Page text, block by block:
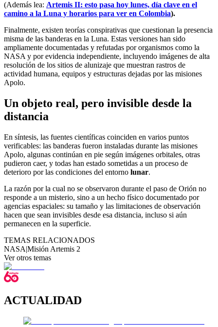
(Además lea: Artemis II: esto pasa hoy lunes, día clave en el
camino a la Luna y horarios para ver en Colombia).
Finalmente, existen teorías conspirativas que cuestionan la presencia
misma de las banderas en la Luna. Estas versiones han sido
ampliamente documentadas y refutadas por organismos como la
NASA y por evidencia independiente, incluyendo imágenes de alta
resolución de los sitios de alunizaje que muestran rastros de
actividad humana, equipos y estructuras dejadas por las misiones
Apolo.
Un objeto real, pero invisible desde la
distancia
En síntesis, las fuentes científicas coinciden en varios puntos
verificables: las banderas fueron instaladas durante las misiones
Apolo, algunas continúan en pie según imágenes orbitales, otras
pudieron caer, y todas han estado sometidas a un proceso de
deterioro por las condiciones del entorno lunar.
La razón por la cual no se observaron durante el paso de Orión no
responde a un misterio, sino a un hecho físico documentado por
agencias espaciales: su tamaño y las limitaciones de observación
hacen que sean invisibles desde esa distancia, incluso si aún
permanecen en la superficie.
TEMAS RELACIONADOS
NASA|Misión Artemis 2
Ver otros temas
ACTUALIDAD